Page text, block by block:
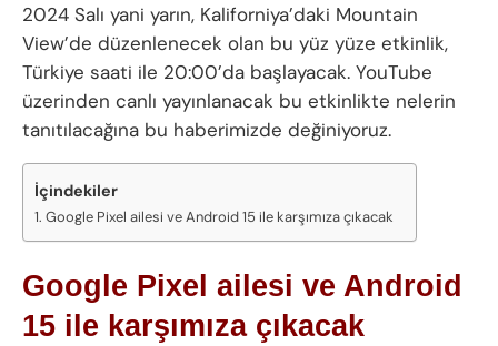
2024 Salı yani yarın, Kaliforniya’daki Mountain
View’de düzenlenecek olan bu yüz yüze etkinlik,
Türkiye saati ile 20:00’da başlayacak. YouTube
üzerinden canlı yayınlanacak bu etkinlikte nelerin
tanıtılacağına bu haberimizde değiniyoruz.
İçindekiler
Google Pixel ailesi ve Android 15 ile karşımıza çıkacak
Google Pixel ailesi ve Android
15 ile karşımıza çıkacak